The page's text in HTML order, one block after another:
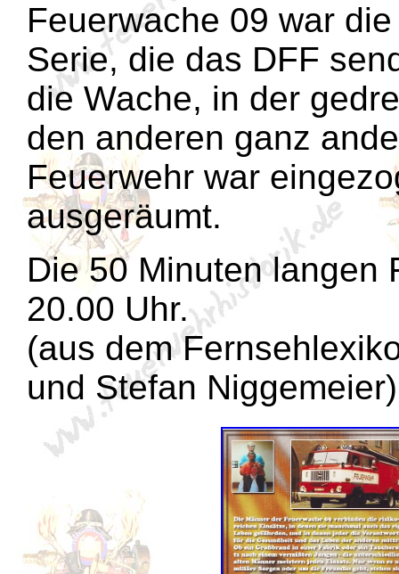
Feuerwache 09 war
Serie, die das DFF
die Wache, in der
den anderen ganz
Feuerwehr war
ausgeräumt.
Die 50 Minuten langen
20.00 Uhr.
(aus dem
und Stefan Niggemeier)